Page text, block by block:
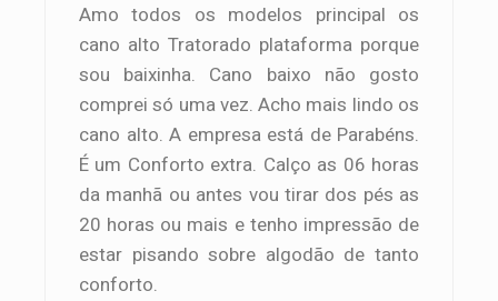
Amo todos os modelos principal os
cano alto Tratorado plataforma porque
sou baixinha. Cano baixo não gosto
comprei só uma vez. Acho mais lindo os
cano alto. A empresa está de Parabéns.
É um Conforto extra. Calço as 06 horas
da manhã ou antes vou tirar dos pés as
20 horas ou mais e tenho impressão de
estar pisando sobre algodão de tanto
conforto.